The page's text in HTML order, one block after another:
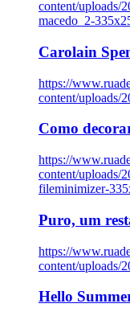
content/uploads/
macedo_2-
Carolain
https://
content/uploads/
Como
https://
content/uploads/
fileminimizer-
Puro, um
https://
content/uploads/
Hello